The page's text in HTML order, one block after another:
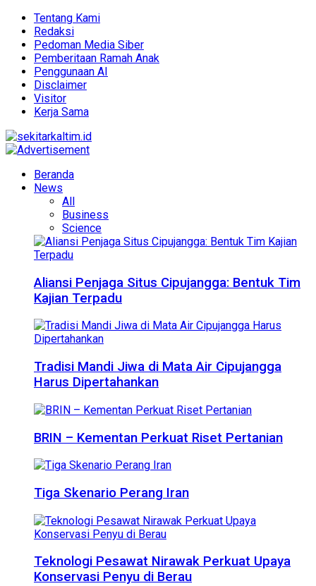
Tentang Kami
Redaksi
Pedoman Media Siber
Pemberitaan Ramah Anak
Penggunaan AI
Disclaimer
Visitor
Kerja Sama
Beranda
News
All
Business
Science
Aliansi Penjaga Situs Cipujangga: Bentuk Tim
Kajian Terpadu
Tradisi Mandi Jiwa di Mata Air Cipujangga
Harus Dipertahankan
BRIN – Kementan Perkuat Riset Pertanian
Tiga Skenario Perang Iran
Teknologi Pesawat Nirawak Perkuat Upaya
Konservasi Penyu di Berau